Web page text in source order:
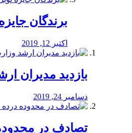
برندگان جایزه
اکتبر 12, 2019
بازدید مدیران
دسامبر 24, 2019
تصادف در